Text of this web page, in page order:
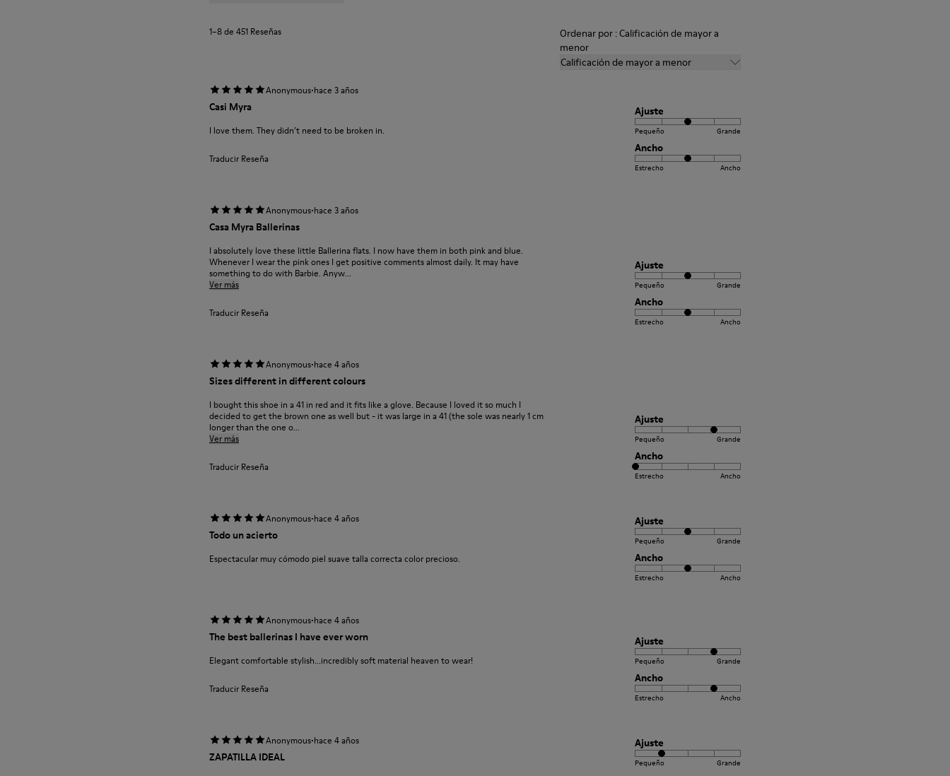
1–8 de 451 Reseñas
Ordenar por : Calificación de mayor a
menor
Calificación de mayor a menor
Anonymous·hace 3 años
Casi Myra
I love them. They didn’t need to be broken in.
Traducir Reseña
Ajuste
Pequeño Grande
Ancho
Estrecho Ancho
Anonymous·hace 3 años
Casa Myra Ballerinas
I absolutely love these little Ballerina flats. I now have them in both pink and blue.
Whenever I wear the pink ones I get positive comments almost daily. It may have
something to do with Barbie. Anyw...
Ver más
Traducir Reseña
Ajuste
Pequeño Grande
Ancho
Estrecho Ancho
Anonymous·hace 4 años
Sizes different in different colours
I bought this shoe in a 41 in red and it fits like a glove. Because I loved it so much I
decided to get the brown one as well but - it was large in a 41 (the sole was nearly 1 cm
longer than the one o...
Ver más
Traducir Reseña
Ajuste
Pequeño Grande
Ancho
Estrecho Ancho
Anonymous·hace 4 años
Todo un acierto
Espectacular muy cómodo piel suave talla correcta color precioso.
Ajuste
Pequeño Grande
Ancho
Estrecho Ancho
Anonymous·hace 4 años
The best ballerinas I have ever worn
Elegant comfortable stylish...incredibly soft material heaven to wear!
Traducir Reseña
Ajuste
Pequeño Grande
Ancho
Estrecho Ancho
Anonymous·hace 4 años
ZAPATILLA IDEAL
Ajuste
Pequeño Grande